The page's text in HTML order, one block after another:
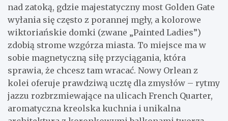
nad zatoką, gdzie majestatyczny most Golden Gate
wyłania się często z porannej mgły, a kolorowe
wiktoriańskie domki (zwane „Painted Ladies”)
zdobią strome wzgórza miasta. To miejsce ma w
sobie magnetyczną siłę przyciągania, która
sprawia, że chcesz tam wracać. Nowy Orlean z
kolei oferuje prawdziwą ucztę dla zmysłów – rytmy
jazzu rozbrzmiewające na ulicach French Quarter,
aromatyczna kreolska kuchnia i unikalna